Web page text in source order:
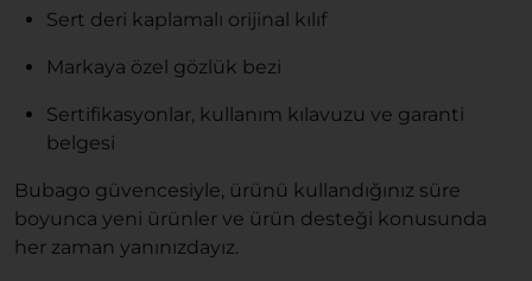
Sert deri kaplamalı orijinal kılıf
Markaya özel gözlük bezi
Sertifikasyonlar, kullanım kılavuzu ve garanti
belgesi
Bubago güvencesiyle, ürünü kullandığınız süre
boyunca yeni ürünler ve ürün desteği konusunda
her zaman yanınızdayız.